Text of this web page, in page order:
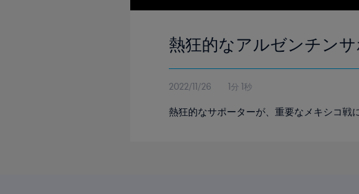
熱狂的なアルゼンチン
2022/11/26 1分 1秒
熱狂的なサポーターが、重要なメキシコ戦に